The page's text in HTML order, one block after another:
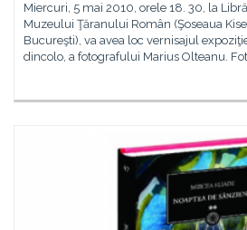
Miercuri, 5 mai 2010, orele 18. 30, la
Muzeului Ţăranului Român (Şoseaua
Bucureşti), va avea loc vernisajul
dincolo, a fotografului Marius Olteanu.